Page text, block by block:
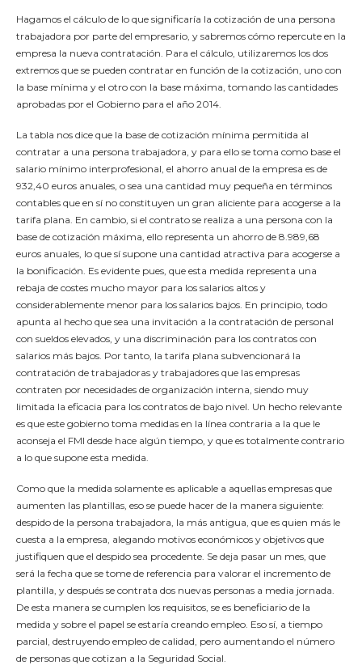
Hagamos el cálculo de lo que significaría la cotización de una persona
trabajadora por parte del empresario, y sabremos cómo repercute en la
empresa la nueva contratación. Para el cálculo, utilizaremos los dos
extremos que se pueden contratar en función de la cotización, uno con
la base mínima y el otro con la base máxima, tomando las cantidades
aprobadas por el Gobierno para el año 2014.
La tabla nos dice que la base de cotización mínima permitida al
contratar a una persona trabajadora, y para ello se toma como base el
salario mínimo interprofesional, el ahorro anual de la empresa es de
932,40 euros anuales, o sea una cantidad muy pequeña en términos
contables que en sí no constituyen un gran aliciente para acogerse a la
tarifa plana. En cambio, si el contrato se realiza a una persona con la
base de cotización máxima, ello representa un ahorro de 8.989,68
euros anuales, lo que sí supone una cantidad atractiva para acogerse a
la bonificación. Es evidente pues, que esta medida representa una
rebaja de costes mucho mayor para los salarios altos y
considerablemente menor para los salarios bajos. En principio, todo
apunta al hecho que sea una invitación a la contratación de personal
con sueldos elevados, y una discriminación para los contratos con
salarios más bajos. Por tanto, la tarifa plana subvencionará la
contratación de trabajadoras y trabajadores que las empresas
contraten por necesidades de organización interna, siendo muy
limitada la eficacia para los contratos de bajo nivel. Un hecho relevante
es que este gobierno toma medidas en la línea contraria a la que le
aconseja el FMI desde hace algún tiempo, y que es totalmente contrario
a lo que supone esta medida.
Como que la medida solamente es aplicable a aquellas empresas que
aumenten las plantillas, eso se puede hacer de la manera siguiente:
despido de la persona trabajadora, la más antigua, que es quien más le
cuesta a la empresa, alegando motivos económicos y objetivos que
justifiquen que el despido sea procedente. Se deja pasar un mes, que
será la fecha que se tome de referencia para valorar el incremento de
plantilla, y después se contrata dos nuevas personas a media jornada.
De esta manera se cumplen los requisitos, se es beneficiario de la
medida y sobre el papel se estaría creando empleo. Eso sí, a tiempo
parcial, destruyendo empleo de calidad, pero aumentando el número
de personas que cotizan a la Seguridad Social.